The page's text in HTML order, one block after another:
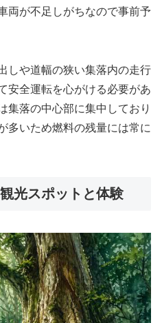
両が不足しがちなので事前予
しや道幅の狭い集落内の走行
安全運転を心がける必要があ
集落の中心部に集中しており
多いため燃料の残量には常に
光スポットと体験